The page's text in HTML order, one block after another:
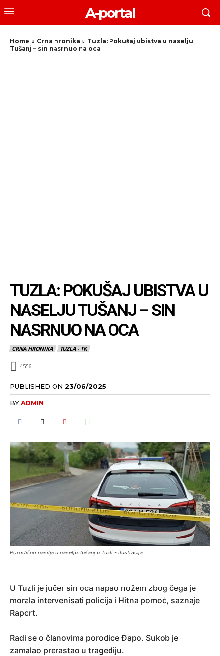
A-portal
Home Crna hronika
Tuzla: Pokušaj ubistva u naselju
Tušanj – sin nasrnuo na oca
TUZLA: POKUŠAJ UBISTVA U
NASELJU TUŠANJ – SIN
NASRNUO NA OCA
CRNA HRONIKA TUZLA - TK
4556
PUBLISHED ON 23/06/2025
BYADMIN
Porodično nasilje u naselju Tušanj u Tuzli - ilustracija
U Tuzli je jučer sin oca napao nožem zbog čega je
morala intervenisati policija i Hitna pomoć, saznaje
Raport.
Radi se o članovima porodice Đapo. Sukob je
zamalao prerastao u tragediju.